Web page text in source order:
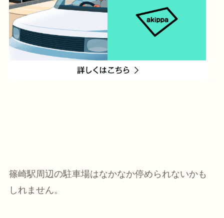
篠崎駅周辺の駐車場はなかなか停められないかも
しれません。